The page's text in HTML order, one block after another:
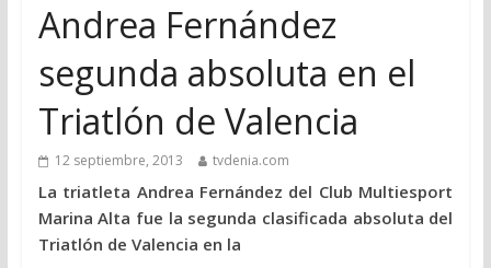
Andrea Fernández
segunda absoluta en el
Triatlón de Valencia
12 septiembre, 2013 tvdenia.com
La triatleta Andrea Fernández del Club Multiesport
Marina Alta fue la segunda clasificada absoluta del
Triatlón de Valencia en la